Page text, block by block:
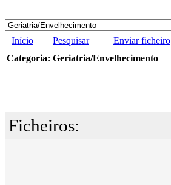
Início Pesquisar Enviar ficheiro
Categoria: Geriatria/Envelhecimento
Ficheiros: